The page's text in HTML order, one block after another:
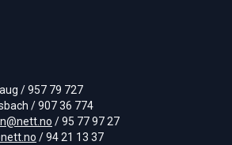
/ 957 79 727
/ 907 36 774
/ 95 77 97 27
/ 94 21 13 37